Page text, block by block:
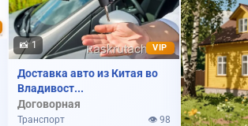
Куплю авто
VIP
📸 1
Доставка авто из Китая во
Владивост...
Договорная
Транспорт
👁️ 98